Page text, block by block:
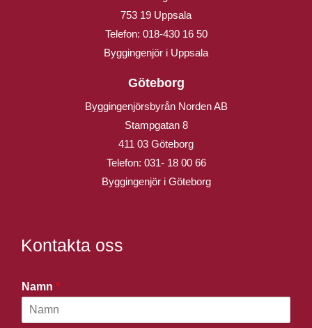
753 19 Uppsala
Telefon: 018-430 16 50
Byggingenjör i Uppsala
Göteborg
Byggingenjörsbyrån Norden AB
Stampgatan 8
411 03 Göteborg
Telefon: 031- 18 00 66
Byggingenjör i Göteborg
Kontakta oss
Namn *